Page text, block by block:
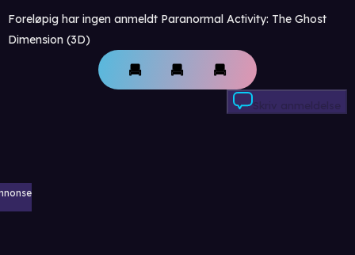
Foreløpig har ingen anmeldt Paranormal Activity: The Ghost
Dimension (3D)
Skriv anmeldelse